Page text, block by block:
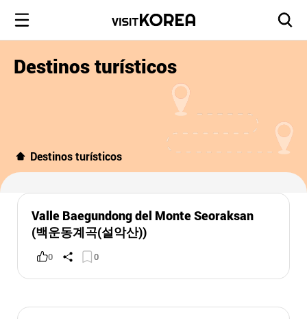
Destinos turísticos
Destinos turísticos
Valle Baegundong del Monte Seoraksan
(백운동계곡(설악산))
0 0